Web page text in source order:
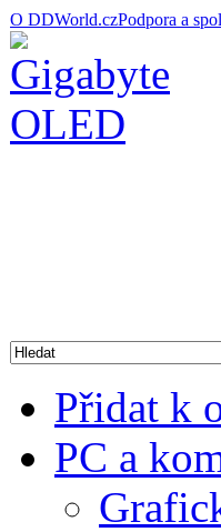
O DDWorld.czPodpora a
Přidat k
PC a